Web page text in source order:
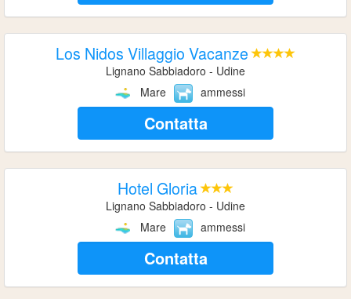
Los Nidos Villaggio Vacanze
Lignano Sabbiadoro - Udine
Mare
ammessi
Contatta
Hotel Gloria
Lignano Sabbiadoro - Udine
Mare
ammessi
Contatta